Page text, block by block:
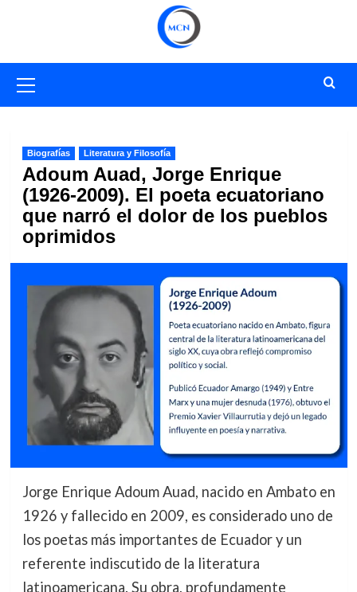
primario
Biografías Literatura y Filosofía
Adoum Auad, Jorge Enrique
(1926-2009). El poeta ecuatoriano
que narró el dolor de los pueblos
oprimidos
Jorge Enrique Adoum Auad, nacido en Ambato en
1926 y fallecido en 2009, es considerado uno de
los poetas más importantes de Ecuador y un
referente indiscutido de la literatura
latinoamericana. Su obra, profundamente